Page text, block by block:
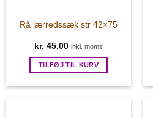
Rå lærredssæk str 42×75
kr. 45,00 inkl. moms
TILFØJ TIL KURV